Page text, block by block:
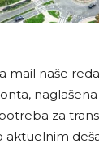
mail naše
za
aktuelnim